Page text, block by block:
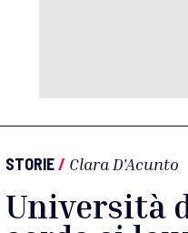
STORIE/ Clara D'Acunto
Università